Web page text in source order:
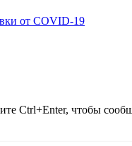
от COVID-19
Ctrl+Enter, чтобы